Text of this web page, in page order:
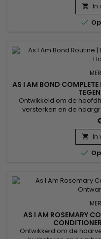
 In

AS I AM BOND COMPLETE
Ontwikkeld om de
versterken en de
Rosemary Shampoo
rozemarijn die ideaal
wordend haar. De
hoofdhuid voor een
 In

AS I AM ROSEMARY
Ontwikkeld om de